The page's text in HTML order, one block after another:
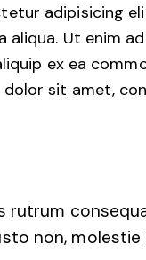
adipisicing
Ut enim
ex ea
sit amet,
rutrum
non, molestie